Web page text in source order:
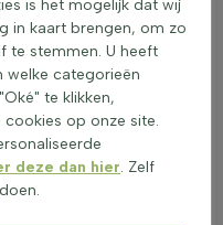
evenwicht van
voor
van tuinen tegen
is het mogelijk dat wij
in kaart brengen, om zo
te stemmen. U heeft
welke categorieën
te klikken,
op onze site.
deze dan hier. Zelf
doen.